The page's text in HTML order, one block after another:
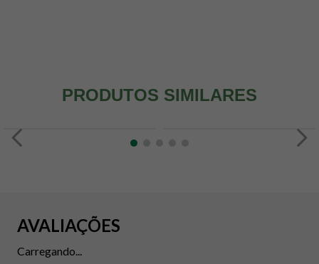
PRODUTOS SIMILARES
AVALIAÇÕES
Carregando...